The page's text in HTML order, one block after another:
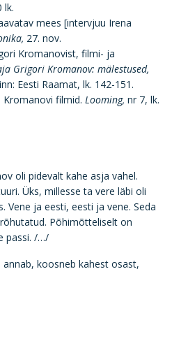
lk.
mees [intervjuu Irena
27. nov.
Kromanovist, filmi- ja
Grigori Kromanov: mälestused,
Eesti Raamat, lk. 142-151.
Kromanovi filmid. Looming, nr 7, lk.
oli pidevalt kahe asja vahel.
Üks, millesse ta vere läbi oli
Vene ja eesti, eesti ja vene. Seda
Põhimõtteliselt on
passi. /…/
annab, koosneb kahest osast,